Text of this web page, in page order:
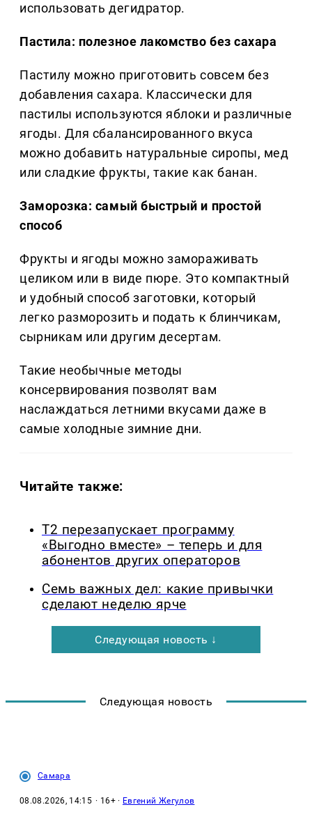
использовать дегидратор.
Пастила: полезное лакомство без сахара
Пастилу можно приготовить совсем без
добавления сахара. Классически для
пастилы используются яблоки и различные
ягоды. Для сбалансированного вкуса
можно добавить натуральные сиропы, мед
или сладкие фрукты, такие как банан.
Заморозка: самый быстрый и простой
способ
Фрукты и ягоды можно замораживать
целиком или в виде пюре. Это компактный
и удобный способ заготовки, который
легко разморозить и подать к блинчикам,
сырникам или другим десертам.
Такие необычные методы
консервирования позволят вам
наслаждаться летними вкусами даже в
самые холодные зимние дни.
Читайте также:
Т2 перезапускает программу
«Выгодно вместе» – теперь и для
абонентов других операторов
Семь важных дел: какие привычки
сделают неделю ярче
Следующая новость ↓
Следующая новость
Самара
08.08.2026, 14:15 · 16+ · Евгений Жегулов